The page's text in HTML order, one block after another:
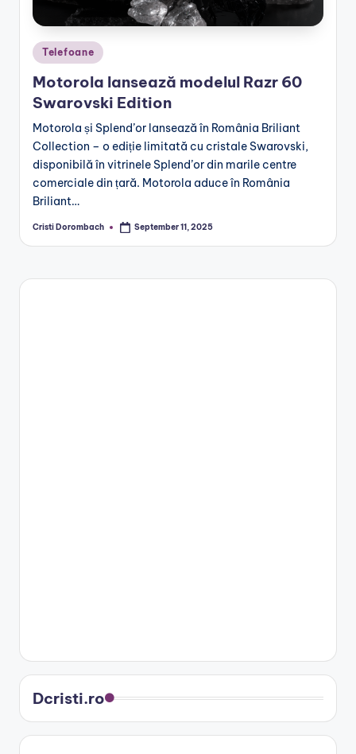
Posted
in
Telefoane
Motorola lansează modelul Razr 60
Swarovski Edition
Motorola și Splend’or lansează în România Briliant
Collection – o ediție limitată cu cristale Swarovski,
disponibilă în vitrinele Splend’or din marile centre
comerciale din țară. Motorola aduce în România
Briliant…
Posted
Cristi Dorombach September 11, 2025
Dcristi.ro